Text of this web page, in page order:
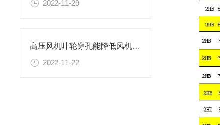
2022-11-29
高压风机叶轮穿孔能降低风机的噪音吗
2022-11-22